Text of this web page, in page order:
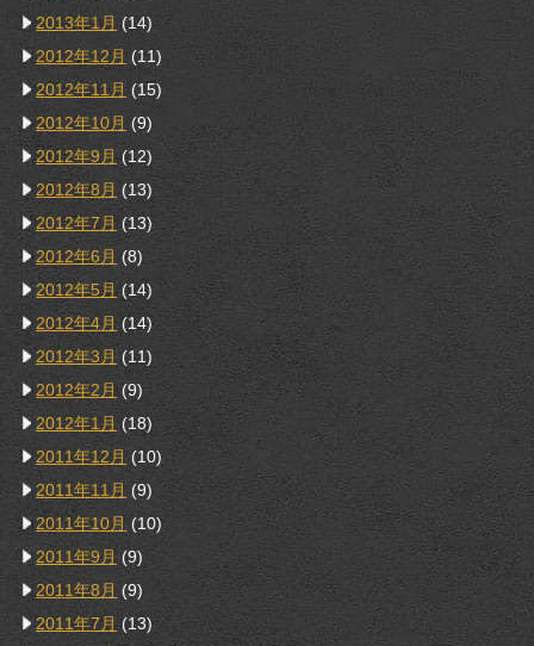
2013年1月 (14)
2012年12月 (11)
2012年11月 (15)
2012年10月 (9)
2012年9月 (12)
2012年8月 (13)
2012年7月 (13)
2012年6月 (8)
2012年5月 (14)
2012年4月 (14)
2012年3月 (11)
2012年2月 (9)
2012年1月 (18)
2011年12月 (10)
2011年11月 (9)
2011年10月 (10)
2011年9月 (9)
2011年8月 (9)
2011年7月 (13)